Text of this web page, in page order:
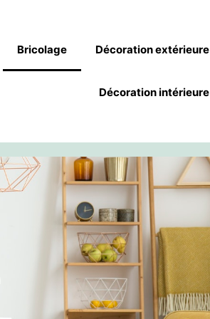
Bricolage Décoration extérieure
Décoration intérieure